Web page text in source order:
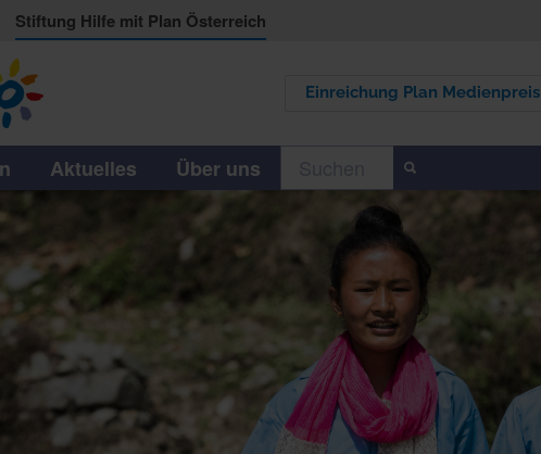
Stiftung Hilfe mit Plan Österreich
Einreichung Plan
Aktuelles Über uns